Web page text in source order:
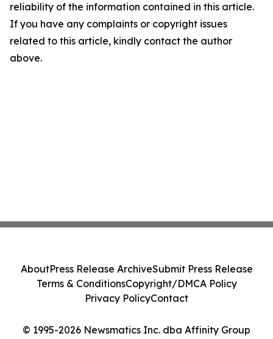
reliability of the information contained in this article.
If you have any complaints or copyright issues
related to this article, kindly contact the author
above.
© 1995-2026 Newsmatics Inc. dba Affinity Group
AboutPress Release ArchiveSubmit Press Release
Terms & ConditionsCopyright/DMCA Policy
Privacy PolicyContact